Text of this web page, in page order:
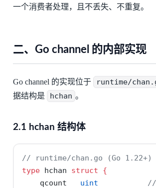
一个消费者处理，且不丢失、不重复。
二、Go channel 的内部实现
Go channel 的实现位于 runtime/
据结构是
hchan 。
2.1 hchan 结构体
// runtime/chan.go (Go 1.22+)
type hchan struct
{
    qcount
uint //